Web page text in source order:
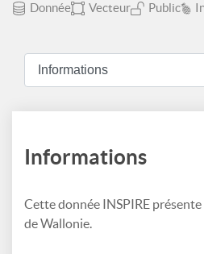
Donnée Vecteur Public
Informations
Cette donnée INSPIRE
de Wallonie.